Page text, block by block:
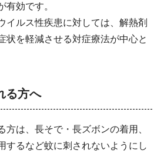
有効です。
イルス性疾患に対しては、解熱剤
状を軽減させる対症療法が中心と
る方へ
方は、長そで・長ズボンの着用、
するなど蚊に刺されないようにし